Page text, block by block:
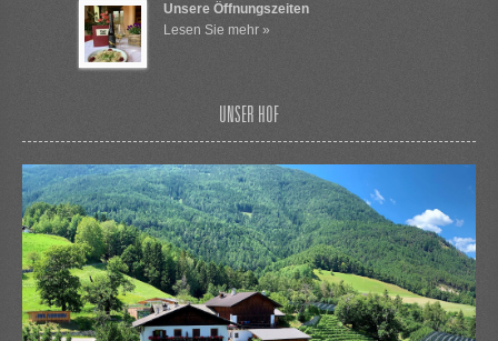
Unsere Öffnungszeiten
Lesen Sie mehr »
UNSER HOF